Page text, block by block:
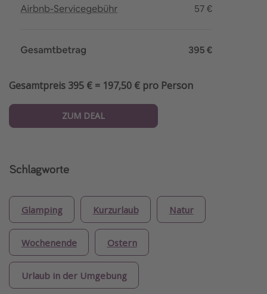
Gesamtpreis 395 € = 197,50 € pro Person
ZUM DEAL
Schlagworte
Glamping Kurzurlaub Natur
Wochenende Ostern
Urlaub in der Umgebung